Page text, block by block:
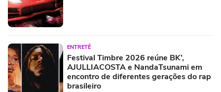
ENTRETÊ
Festival Timbre 2026 reúne BK’,
AJULLIACOSTA e NandaTsunami em
encontro de diferentes gerações do rap
brasileiro